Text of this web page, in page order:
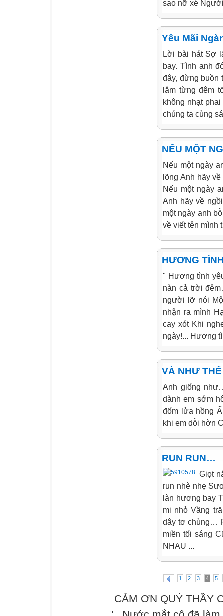
sao nỡ xé
Yêu Mãi
Lời bài hát Sợ
bay. Tình anh
đây, đừng buồn
lắm từng đêm
không nhạt
chúng ta cùng
NẾU MỘT
Nếu một ngày
lõng Anh hãy
Nếu một ngày
Anh hãy về
một ngày anh
về viết tên mình
HƯƠNG
" Hương tình
nàn cả trời
người lỡ nói
nhận ra mình
cay xót Khi
ngày!... Hương
VÀ NHƯ
Anh giống
dành em sớm
đốm lửa hồng
khi em dỗi hờn
RUN RUN…
Giọt
run nhè nhẹ
làn hương bay
mi nhỏ Vầng
dây tơ chùng…
miền tối sáng
NHAU ...
1 2 3 4 5
CẢM ƠN QUÝ THẦY